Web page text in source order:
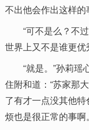
不出他会作出这样的
“可不是么？不
世界上又不是谁更
“就是。”孙莉
住附和道：“苏家那
了有才一点没其他
烦也是很正常的事啊